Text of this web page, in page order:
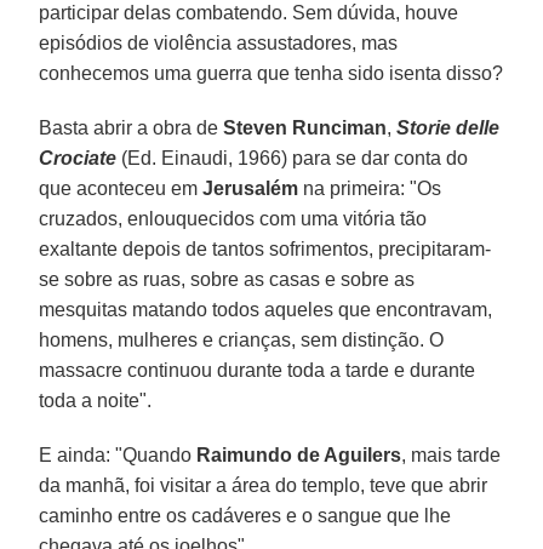
participar delas combatendo. Sem dúvida, houve
episódios de violência assustadores, mas
conhecemos uma guerra que tenha sido isenta disso?
Basta abrir a obra deSteven Runciman,Storie delle
Crociate (Ed. Einaudi, 1966) para se dar conta do
que aconteceu emJerusalém na primeira: "Os
cruzados, enlouquecidos com uma vitória tão
exaltante depois de tantos sofrimentos, precipitaram-
se sobre as ruas, sobre as casas e sobre as
mesquitas matando todos aqueles que encontravam,
homens, mulheres e crianças, sem distinção. O
massacre continuou durante toda a tarde e durante
toda a noite".
E ainda: "Quando Raimundo de Aguilers, mais tarde
da manhã, foi visitar a área do templo, teve que abrir
caminho entre os cadáveres e o sangue que lhe